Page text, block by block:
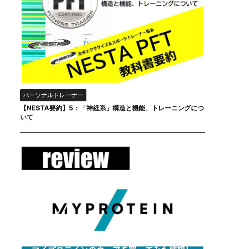
パーソナルトレーナー
【NESTA要約】5：「神経系」構造と機能、トレーニングにつ
いて